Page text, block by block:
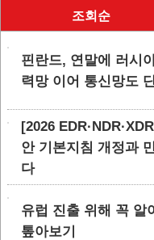
조회순
핀란드, 연말에 러시
력망 이어 통신망도
[2026
안 기본지침 개정과
다
유럽 진출 위해 꼭 알
톺아보기